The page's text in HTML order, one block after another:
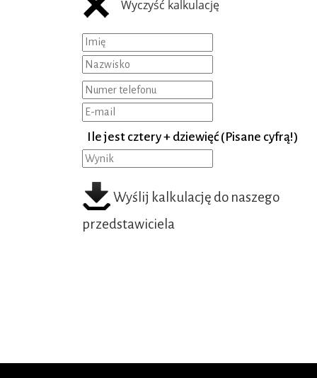
Wyczyść kalkulację
Ile jest cztery + dziewięć (Pisane cyfrą!)
Wyślij kalkulację do naszego
przedstawiciela